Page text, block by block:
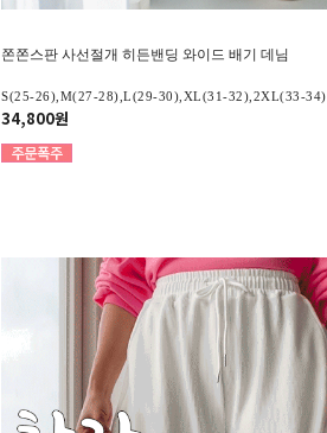
쫀쫀스판 사선절개 히든밴딩 와이드 배기 데님
S(25-26),M(27-28),L(29-30),XL(31-32),2XL(33-34)
34,800원